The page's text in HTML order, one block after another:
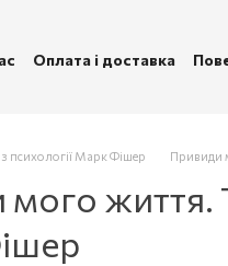
Оплата і доставка
психології Марк Фішер Привиди
життя.